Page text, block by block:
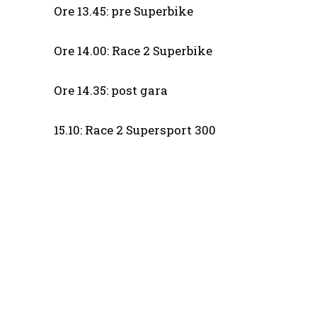
Ore 13.45: pre Superbike
Ore 14.00: Race 2 Superbike
Ore 14.35: post gara
15.10: Race 2 Supersport 300